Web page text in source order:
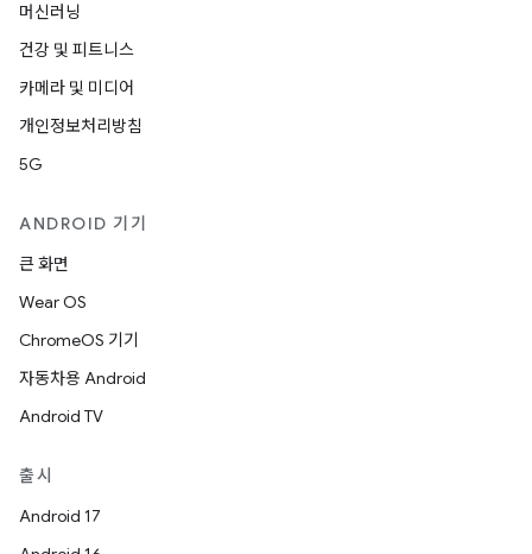
머신러닝
건강 및 피트니스
카메라 및 미디어
개인정보처리방침
5G
ANDROID 기기
큰 화면
Wear OS
ChromeOS 기기
자동차용 Android
Android TV
출시
Android 17